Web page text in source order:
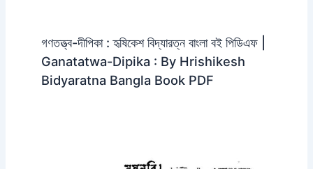
গণতত্ত্ব-দীপিকা : হৃষিকেশ বিদ্যারত্ন বাংলা বই পিডিএফ |
Ganatatwa-Dipika : By Hrishikesh
Bidyaratna Bangla Book PDF